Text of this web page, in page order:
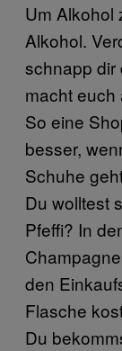
Um Alkohol
Alkohol.
schnapp dir
macht
So eine
besser,
Schuhe
Du wolltest
Pfeffi? In
den
Flasche
Du